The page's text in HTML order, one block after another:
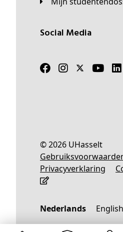
Social Media
© 2026 UHasselt
Privacyverklaring
Nederlands English